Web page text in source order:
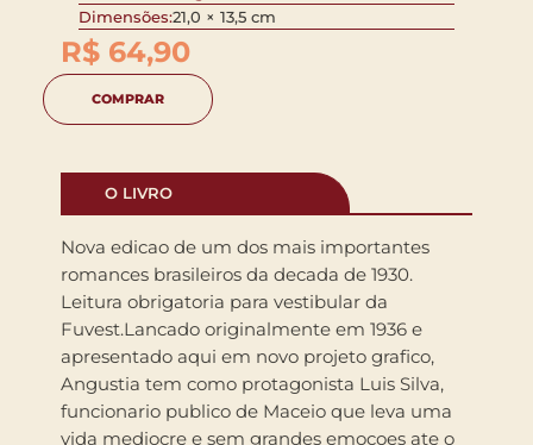
Dimensões:21,0 × 13,5 cm
R$ 64,90
COMPRAR
O LIVRO
Nova edicao de um dos mais importantes
romances brasileiros da decada de 1930.
Leitura obrigatoria para vestibular da
Fuvest.Lancado originalmente em 1936 e
apresentado aqui em novo projeto grafico,
Angustia tem como protagonista Luis Silva,
funcionario publico de Maceio que leva uma
vida mediocre e sem grandes emocoes ate o